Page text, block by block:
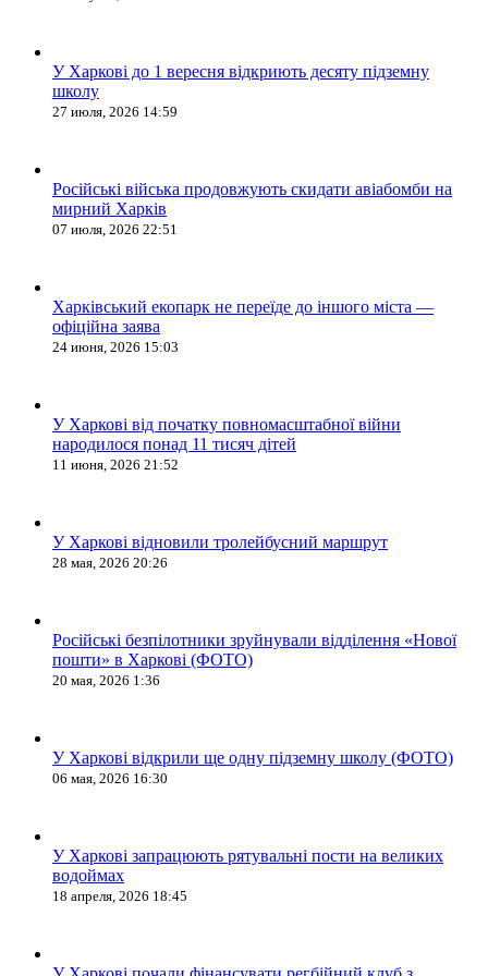
У Харкові до 1 вересня відкриють десяту підземну
школу
27 июля, 2026 14:59
Російські війська продовжують скидати авіабомби на
мирний Харків
07 июля, 2026 22:51
Харківський екопарк не переїде до іншого міста —
офіційна заява
24 июня, 2026 15:03
У Харкові від початку повномасштабної війни
народилося понад 11 тисяч дітей
11 июня, 2026 21:52
У Харкові відновили тролейбусний маршрут
28 мая, 2026 20:26
Російські безпілотники зруйнували відділення «Нової
пошти» в Харкові (ФОТО)
20 мая, 2026 1:36
У Харкові відкрили ще одну підземну школу (ФОТО)
06 мая, 2026 16:30
У Харкові запрацюють рятувальні пости на великих
водоймах
18 апреля, 2026 18:45